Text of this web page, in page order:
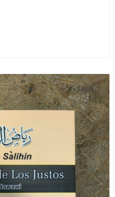
SALE!